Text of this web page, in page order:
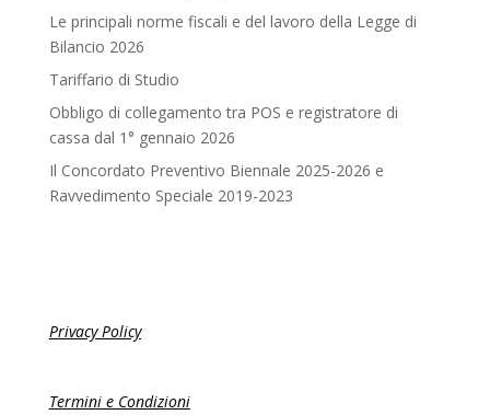
Le principali norme fiscali e del lavoro della Legge di
Bilancio 2026
Tariffario di Studio
Obbligo di collegamento tra POS e registratore di
cassa dal 1° gennaio 2026
Il Concordato Preventivo Biennale 2025-2026 e
Ravvedimento Speciale 2019-2023
Privacy Policy
Termini e Condizioni